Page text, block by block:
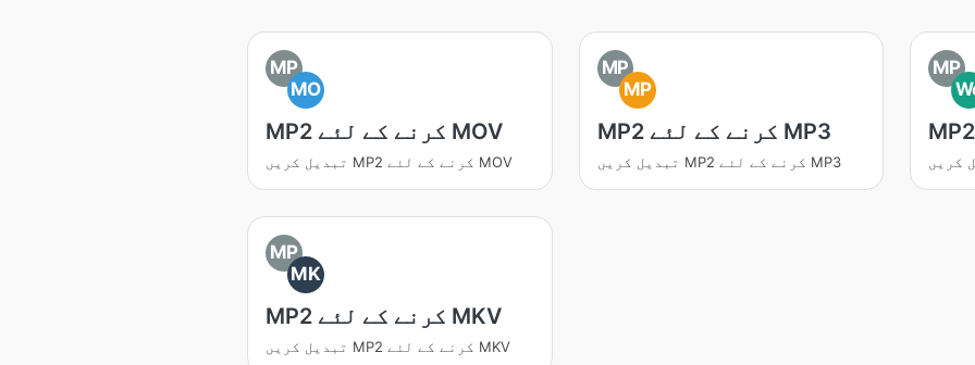
MP
MO
MP2 کرنے کے لئے MOV
تبدیل کریں MP2 کرنے کے لئے MOV
MP
MP
MP2 کرنے کے لئے MP3
تبدیل کریں MP2 کرنے کے لئے MP3
MP
MP
MK
MP2 کرنے کے لئے MKV
تبدیل کریں MP2 کرنے کے لئے MKV